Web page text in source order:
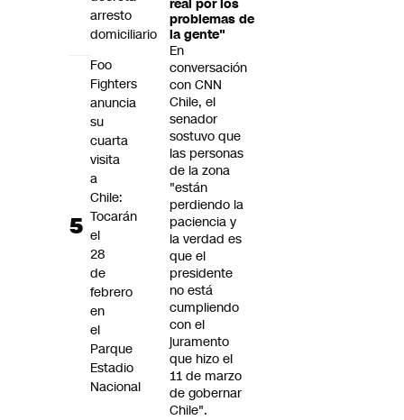
real por los
problemas de
la gente"
En
conversación
con CNN
Chile, el
senador
sostuvo que
las personas
de la zona
"están
perdiendo la
paciencia y
la verdad es
que el
presidente
no está
cumpliendo
con el
juramento
que hizo el
11 de marzo
de gobernar
Chile".
arresto
domiciliario
Foo
Fighters
anuncia
su
cuarta
visita
a
Chile:
Tocarán
el
28
de
febrero
en
el
Parque
Estadio
Nacional